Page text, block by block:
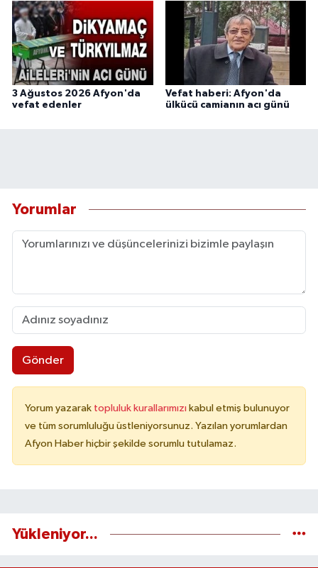
3 Ağustos 2026 Afyon'da
vefat edenler
Vefat haberi: Afyon'da
ülkücü camianın acı günü
Yorumlar
Gönder
Yorum yazarak topluluk kurallarımızı kabul etmiş bulunuyor
ve tüm sorumluluğu üstleniyorsunuz. Yazılan yorumlardan
Afyon Haber hiçbir şekilde sorumlu tutulamaz.
Yükleniyor...